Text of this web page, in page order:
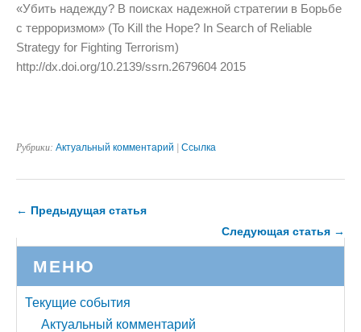
«Убить надежду? В поисках надежной стратегии в Борьбе
c терроризмом» (To Kill the Hope? In Search of Reliable
Strategy for Fighting Terrorism)
http://dx.doi.org/10.2139/ssrn.2679604 2015
Рубрики: Актуальный комментарий | Ссылка
← Предыдущая статья
Следующая статья →
МЕНЮ
Текущие события
Актуальный комментарий